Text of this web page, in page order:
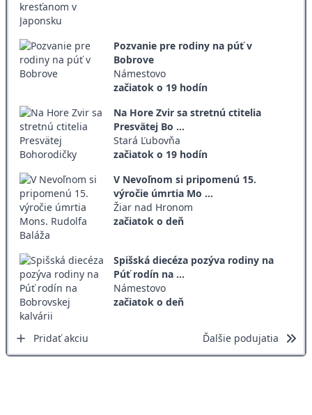
Pozvanie pre rodiny na púť v
Bobrove
Námestovo
začiatok o 19 hodín
Na Hore Zvir sa stretnú ctitelia
Presvätej Bo ...
Stará Ľubovňa
začiatok o 19 hodín
V Nevoľnom si pripomenú 15.
výročie úmrtia Mo ...
Žiar nad Hronom
začiatok o deň
Spišská diecéza pozýva rodiny na
Púť rodín na ...
Námestovo
začiatok o deň
Pridať akciu Ďalšie podujatia